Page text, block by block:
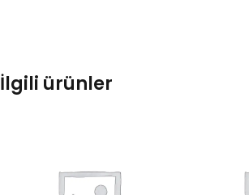
İlgili ürünler